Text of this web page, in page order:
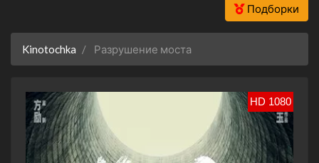
Подборки
Kinotochka Разрушение моста
HD 1080